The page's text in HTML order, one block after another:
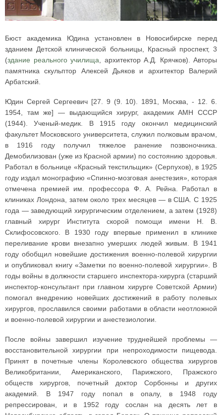
Бюст академика Юдина установлен в Новосибирске перед
зданием Детской клинической больницы, Красный проспект, 3
(здание реального училища, архитектор А.Д. Крячков). Авторы
памятника скульптор Алексей Дьяков и архитектор Валерий
Арбатский.
Юдин Сергей Сергеевич [27. 9 (9. 10). 1891, Москва, - 12. 6.
1954, там же] — выдающийся хирург, академик АМН СССР
(1944). Ученый-медик. В 1915 году окончил медицинский
факультет Московского университета, служил полковым врачом,
в 1916 году получил тяжелое ранение позвоночника.
Демобилизован (уже из Красной армии) по состоянию здоровья.
Работал в больнице «Красный текстильщик» (Серпухов), в 1925
году издал монографию «Спинно-мозговая анестезия», которая
отмечена премией им. профессора Ф. А. Рейна. Работал в
клиниках Лондона, затем около трех месяцев — в США. С 1925
года — заведующий хирургическим отделением, а затем (1928)
главный хирург Института скорой помощи имени Н. В.
Склифосовского. В 1930 году впервые применил в клинике
переливание крови внезапно умерших людей живым. В 1941
году обобщил новейшие достижения военно-полевой хирургии
и опубликовал книгу «Заметки по военно-полевой хирургии». В
годы войны в должности старшего инспектора-хирурга (старший
инспектор-консультант при главном хирурге Советской Армии)
помогал внедрению новейших достижений в работу полевых
хирургов, прославился своими работами в области неотложной
и военно-полевой хирургии и анестезиологии.
После войны завершил изучение труднейшей проблемы —
восстановительной хирургии при непроходимости пищевода.
Принят в почетные члены Королевского общества хирургов
Великобритании, Американского, Парижского, Пражского
обществ хирургов, почетный доктор Сорбонны и других
академий. В 1947 году попал в опалу, в 1948 году
репрессирован, и в 1952 году сослан на десять лет в